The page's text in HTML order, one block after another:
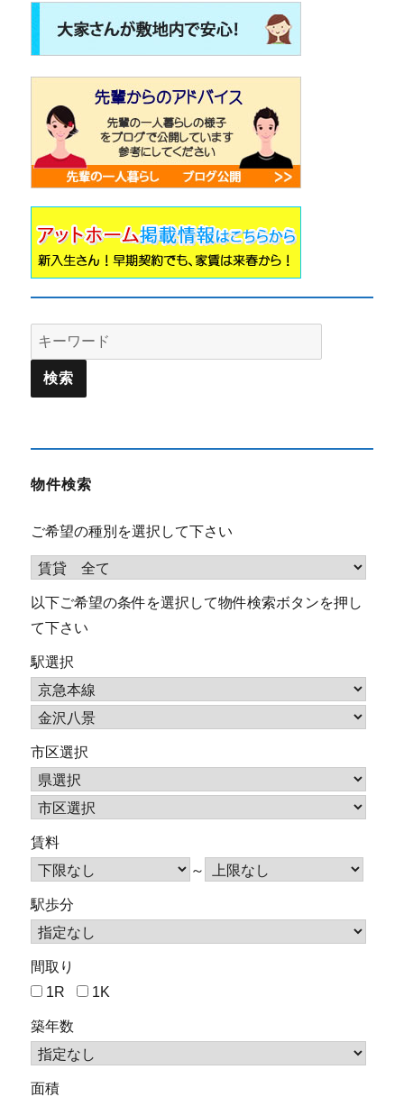
Search
for:
物件検索
ご希望の種別を選択して下さい
以下ご希望の条件を選択して物件検索ボタンを押し
て下さい
駅選択
市区選択
賃料
～
駅歩分
間取り
1R
1K
築年数
面積